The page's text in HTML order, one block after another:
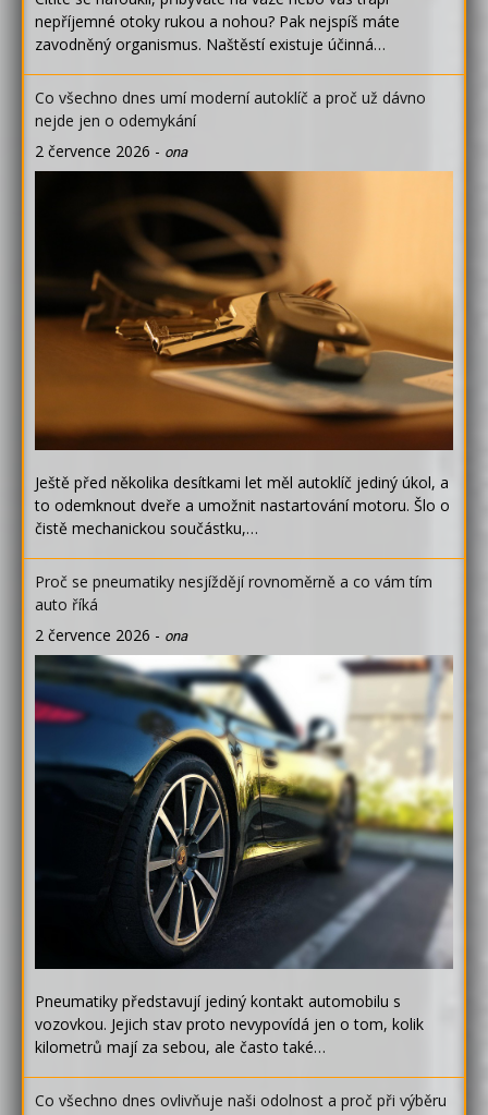
nepříjemné otoky rukou a nohou? Pak nejspíš máte
zavodněný organismus. Naštěstí existuje účinná…
Co všechno dnes umí moderní autoklíč a proč už dávno
nejde jen o odemykání
2 července 2026 - ona
Ještě před několika desítkami let měl autoklíč jediný úkol, a
to odemknout dveře a umožnit nastartování motoru. Šlo o
čistě mechanickou součástku,…
Proč se pneumatiky nesjíždějí rovnoměrně a co vám tím
auto říká
2 července 2026 - ona
Pneumatiky představují jediný kontakt automobilu s
vozovkou. Jejich stav proto nevypovídá jen o tom, kolik
kilometrů mají za sebou, ale často také…
Co všechno dnes ovlivňuje naši odolnost a proč při výběru